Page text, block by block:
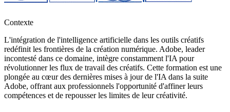
Contexte
L'intégration de l'intelligence artificielle dans les outils créatifs
redéfinit les frontières de la création numérique. Adobe, leader
incontesté dans ce domaine, intègre constamment l'IA pour
révolutionner les flux de travail des créatifs. Cette formation est une
plongée au cœur des dernières mises à jour de l'IA dans la suite
Adobe, offrant aux professionnels l'opportunité d'affiner leurs
compétences et de repousser les limites de leur créativité.